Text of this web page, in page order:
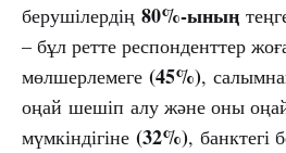
берушілердің 80%-ының
– бұл ретте респонденттер
мөлшерлемеге (45%),
оңай шешіп алу және оны
мүмкіндігіне (32%), банктегі